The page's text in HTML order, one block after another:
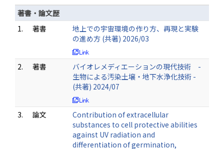
著書・論文歴
1.
著書
地上での宇宙環境の作り方、再現と実験
の進め方 (共著) 2026/03
2. 著書
バイオレメディエーションの現代技術 -
生物による汚染土壌・地下水浄化技術 -
(共著) 2024/07
3. 論文
Contribution of extracellular
substances to cell protective abilities
against UV radiation and
differentiation of germination,